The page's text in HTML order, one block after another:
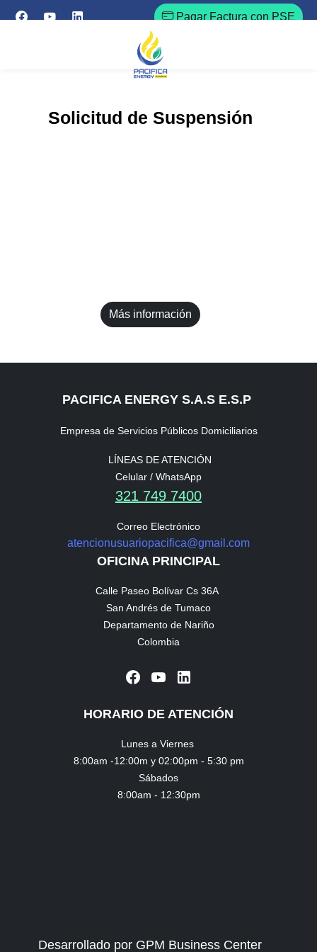
Pagar Factura con PSE
Solicitud de Suspensión
Más información
PACIFICA ENERGY S.A.S E.S.P
Empresa de Servicios Públicos Domiciliarios
LÍNEAS DE ATENCIÓN
Celular / WhatsApp
321 749 7400
Correo Electrónico
atencionusuariopacifica@gmail.com
OFICINA PRINCIPAL
Calle Paseo Bolívar Cs 36A
San Andrés de Tumaco
Departamento de Nariño
Colombia
HORARIO DE ATENCIÓN
Lunes a Viernes
8:00am -12:00m y 02:00pm - 5:30 pm
Sábados
8:00am - 12:30pm
Desarrollado por GPM Business Center